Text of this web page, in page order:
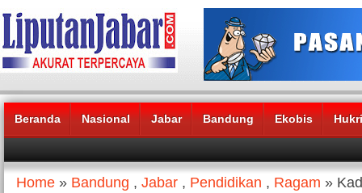
Beranda Nasional Jabar Bandung Ekobis
Headlines News :
Home » Bandung , Jabar , Pendidikan , Ragam »